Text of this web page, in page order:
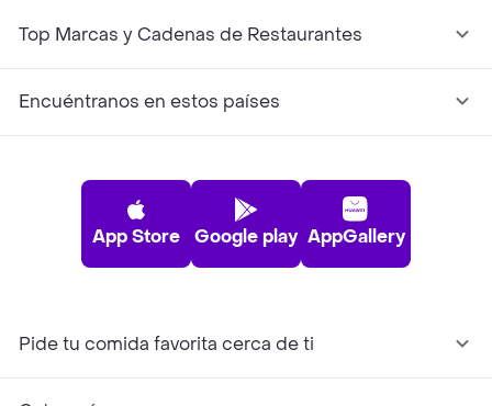
Top Marcas y Cadenas de Restaurantes
Encuéntranos en estos países
App Store Google play AppGallery
Pide tu comida favorita cerca de ti